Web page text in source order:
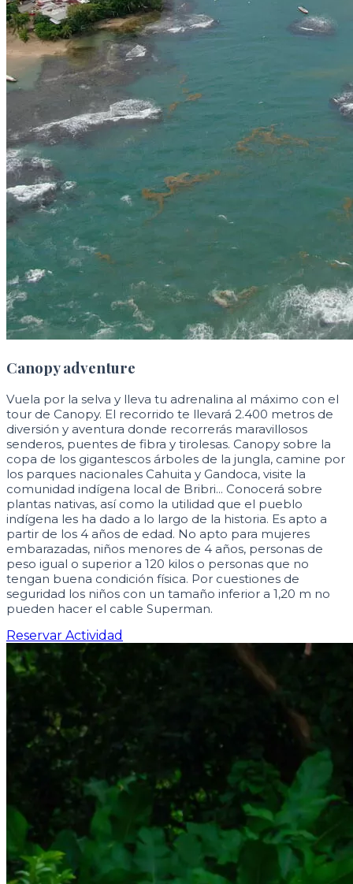
Canopy adventure
Vuela por la selva y lleva tu adrenalina al máximo con el
tour de Canopy. El recorrido te llevará 2.400 metros de
diversión y aventura donde recorrerás maravillosos
senderos, puentes de fibra y tirolesas. Canopy sobre la
copa de los gigantescos árboles de la jungla, camine por
los parques nacionales Cahuita y Gandoca, visite la
comunidad indígena local de Bribri... Conocerá sobre
plantas nativas, así como la utilidad que el pueblo
indígena les ha dado a lo largo de la historia. Es apto a
partir de los 4 años de edad. No apto para mujeres
embarazadas, niños menores de 4 años, personas de
peso igual o superior a 120 kilos o personas que no
tengan buena condición física. Por cuestiones de
seguridad los niños con un tamaño inferior a 1,20 m no
pueden hacer el cable Superman.
Reservar Actividad